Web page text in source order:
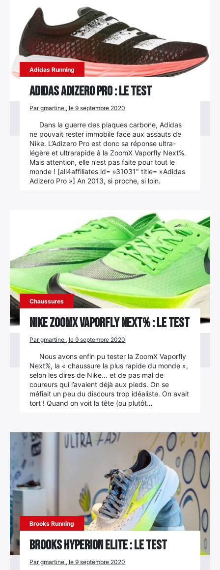
Adidas Running
Adidas Adizero Pro : le test
Par gmartine , le 9 septembre 2020
Dans la guerre des plaques carbone, Adidas
ne pouvait rester immobile face aux assauts de
Nike. L’Adizero Pro est donc sa réponse ultra-
légère et ultrarapide à la ZoomX Vaporfly Next%.
Mais attention, elle n’est pas faite pour tout le
monde ! [all4affiliates id= »31031″ title= »Adidas
Adizero Pro »] An 2013, si proche, si loin.
Chaussures
Nike ZoomX Vaporfly Next% : le test
Par gmartine , le 9 septembre 2020
Nous avons enfin pu tester la ZoomX Vaporfly
Next%, la « chaussure la plus rapide du monde »,
selon les dires de Nike… et de pas mal de
coureurs qui l’avaient déjà aux pieds. On se
méfiait un peu du discours trop idéaliste. On avait
tort ! Quand on voit la tête (ou plutôt…
Brooks Running
Brooks Hyperion Elite : le test
Par gmartine , le 9 septembre 2020
×